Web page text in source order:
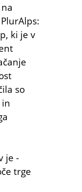
ki je v
so
je -
trge